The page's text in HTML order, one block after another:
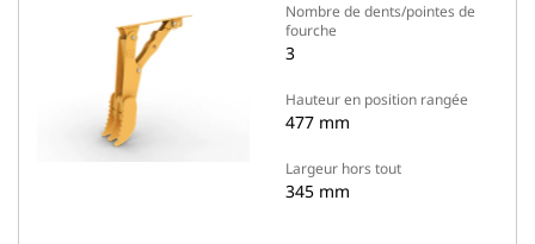
Nombre de dents/pointes de
fourche
3
Hauteur en position rangée
477 mm
Largeur hors tout
345 mm